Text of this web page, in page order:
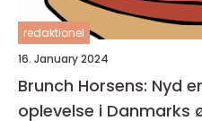
redaktionel
16. January 2024
Brunch Horsens: Nyd
oplevelse i Danmarks